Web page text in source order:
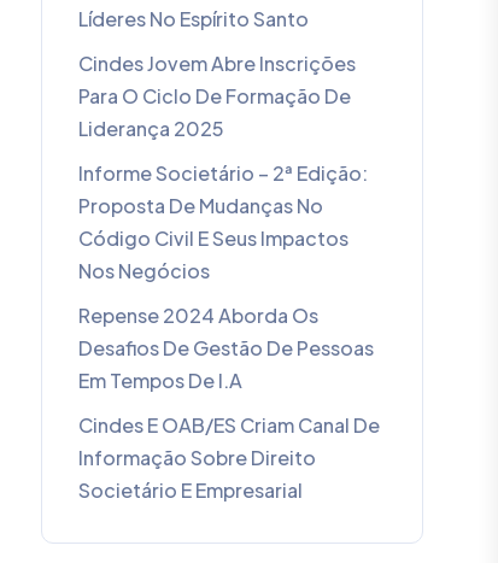
Líderes No Espírito Santo
Cindes Jovem Abre Inscrições
Para O Ciclo De Formação De
Liderança 2025
Informe Societário – 2ª Edição:
Proposta De Mudanças No
Código Civil E Seus Impactos
Nos Negócios
Repense 2024 Aborda Os
Desafios De Gestão De Pessoas
Em Tempos De I.A
Cindes E OAB/ES Criam Canal De
Informação Sobre Direito
Societário E Empresarial